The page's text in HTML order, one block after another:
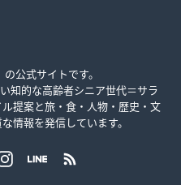
公式サイトです。
知的な高齢者シニア世代＝サラ
提案と旅・食・人物・歴史・文
情報を発信しています。